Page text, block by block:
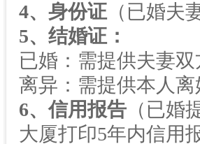
4、身份证 （已婚夫
5、结婚证：
已婚：需提供夫妻
离异：需提供本人离
6、信用报告 （已婚
大厦打印5年内信用